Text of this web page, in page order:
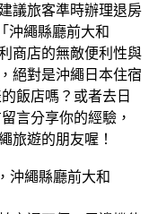
沖繩縣廳前大和